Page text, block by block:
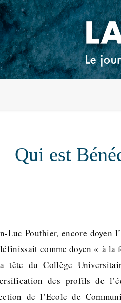
Qui est
Luc Pouthier, encore doyen
comme doyen « à la
tête du Collège
des profils de
de l’Ecole de